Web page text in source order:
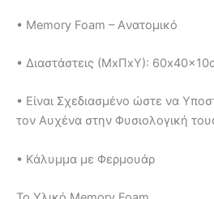
• Memory Foam – Aνατομικό
• Διαστάστεις (ΜxΠxΥ):
• Είναι Σχεδιασμένο ώστε να
τον Αυχένα στην Φυσιολογική
• Κάλυμμα με Φερμουάρ